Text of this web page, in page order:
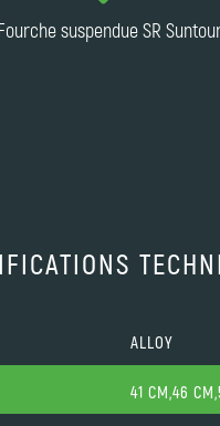
suspendue SR
ALLOY
41 CM,46